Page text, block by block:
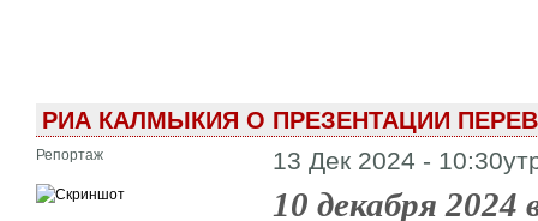
РИА КАЛМЫКИЯ О ПРЕЗЕНТАЦИИ
Репортаж 13 Дек 2024 -
10 декабря